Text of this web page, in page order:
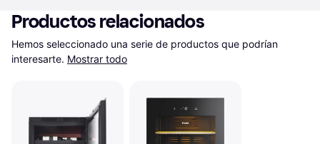
Productos relacionados
Hemos seleccionado una serie de productos que podrían
interesarte. Mostrar todo